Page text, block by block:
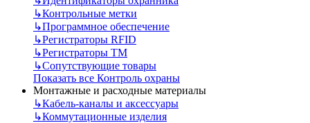
↳Контрольные метки
↳Программное обеспечение
↳Регистраторы RFID
↳Регистраторы ТМ
↳Сопутствующие товары
Показать все Контроль охраны
Монтажные и расходные материалы
↳Кабель-каналы и аксессуары
↳Коммутационные изделия